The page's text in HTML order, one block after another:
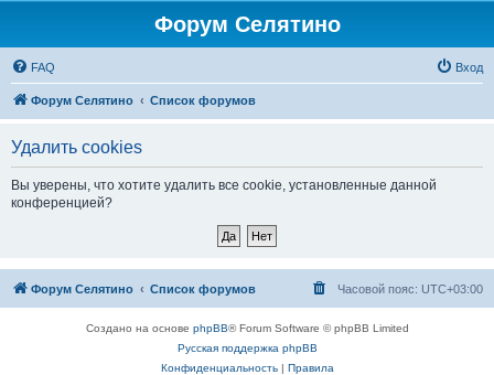
Форум Селятино
FAQ Вход
Форум Селятино Список форумов
Удалить cookies
Вы уверены, что хотите удалить все cookie, установленные данной
конференцией?
Форум Селятино Список форумов Часовой пояс: UTC+03:00
Создано на основе phpBB® Forum Software © phpBB Limited
Русская поддержка phpBB
Конфиденциальность| Правила